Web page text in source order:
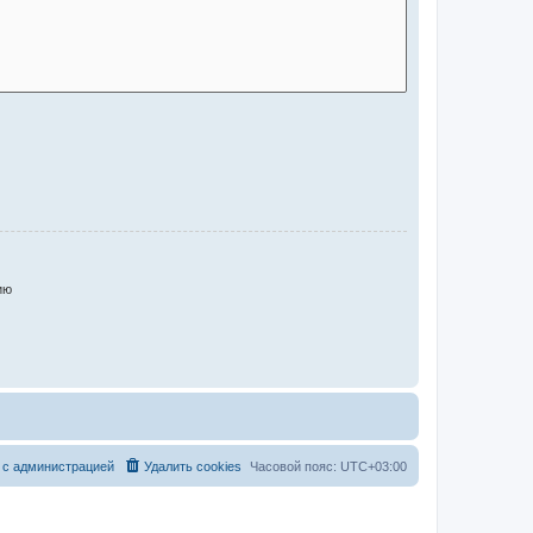
Часовой пояс: UTC+03:00
Удалить cookies
администрацией